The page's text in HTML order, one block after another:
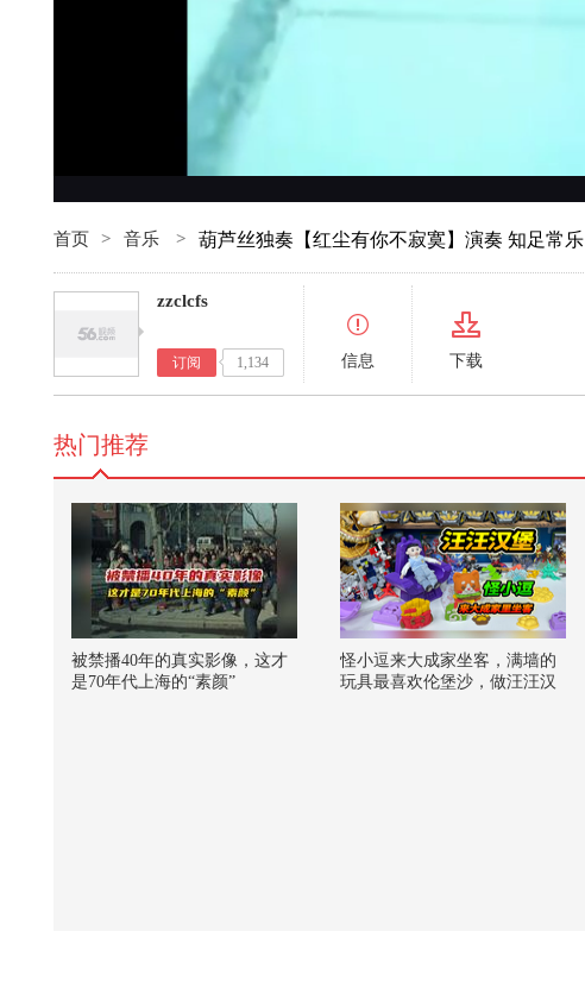
首页 > 音乐 > 葫芦丝独奏【红尘有你不寂寞】演奏 知足常乐
zzclcfs
订阅 1,134 信息 下载
热门推荐
被禁播40年的真实影像，这才
是70年代上海的“素颜”
怪小逗来大成家坐客，满墙的
玩具最喜欢伦堡沙，做汪汪汉